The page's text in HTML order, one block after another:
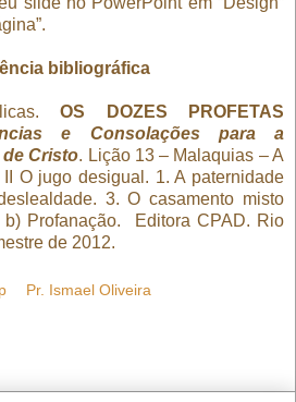
bibliográfica
OS DOZES PROFETAS
e Consolações para a
Cristo. Lição 13 – Malaquias – A
O jugo desigual. 1. A paternidade
3. O casamento misto
Profanação.
Editora CPAD. Rio
de 2012.
Pr. Ismael Oliveira